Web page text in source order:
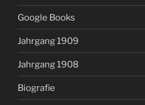
Google Books
Jahrgang 1909
Jahrgang 1908
Biografie